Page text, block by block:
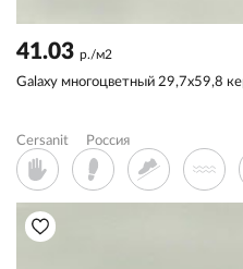
41.03 р./м2
Galaxy многоцветный 29,7x59,8
Cersanit Россия